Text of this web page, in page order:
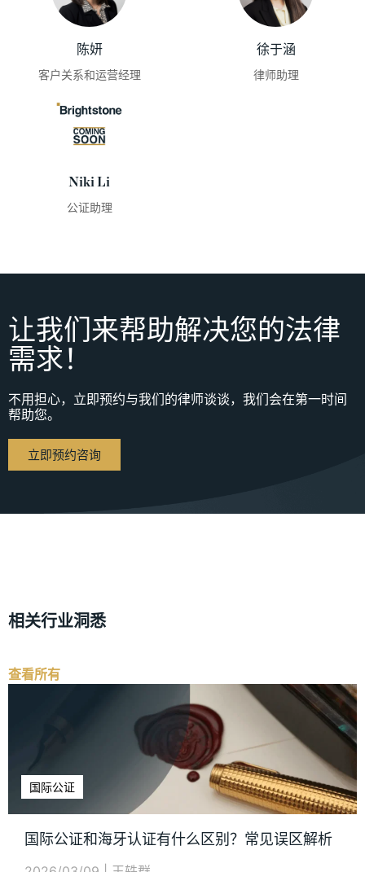
陈妍
客户关系和运营经理
徐于涵
律师助理
Niki Li
公证助理
让我们来帮助解决您的法律
需求！
不用担心，立即预约与我们的律师谈谈，我们会在第一时间
帮助您。
立即预约咨询
相关行业洞悉
查看所有
国际公证
国际公证和海牙认证有什么区别？常见误区解析